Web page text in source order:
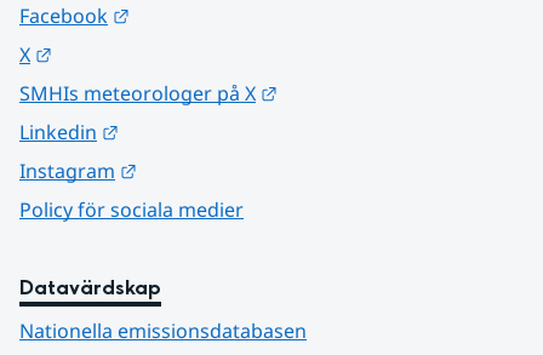
Facebook
X
SMHIs meteorologer på X
Linkedin
Instagram
Policy för sociala medier
Datavärdskap
Nationella emissionsdatabasen